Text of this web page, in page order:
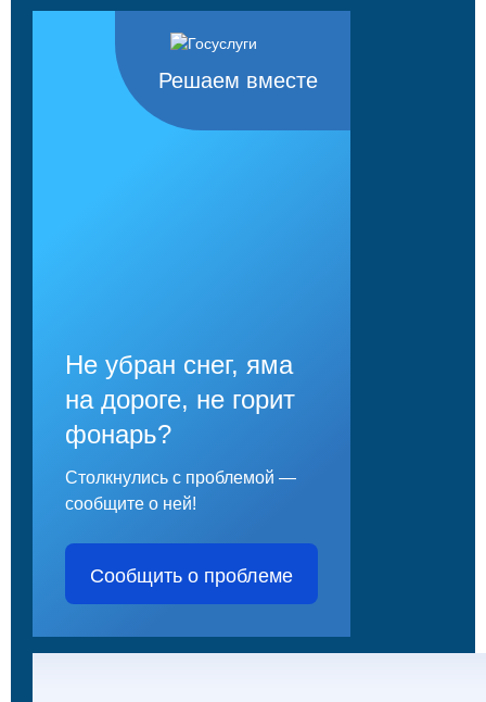
Решаем вместе
Не убран снег, яма
на дороге, не горит
фонарь?
Столкнулись с проблемой —
сообщите о ней!
Сообщить о проблеме